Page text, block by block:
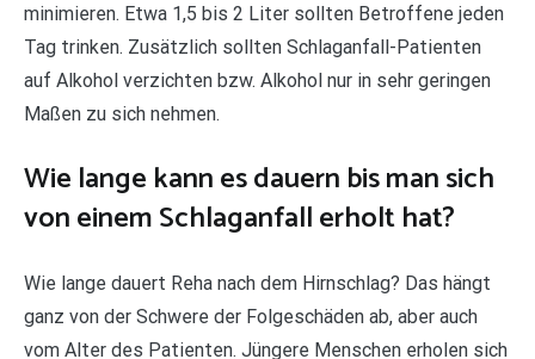
minimieren. Etwa 1,5 bis 2 Liter sollten Betroffene jeden
Tag trinken. Zusätzlich sollten Schlaganfall-Patienten
auf Alkohol verzichten bzw. Alkohol nur in sehr geringen
Maßen zu sich nehmen.
Wie lange kann es dauern bis man sich
von einem Schlaganfall erholt hat?
Wie lange dauert Reha nach dem Hirnschlag? Das hängt
ganz von der Schwere der Folgeschäden ab, aber auch
vom Alter des Patienten. Jüngere Menschen erholen sich